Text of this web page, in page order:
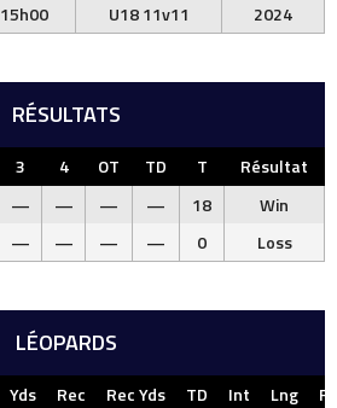
15h00 U18 11v11 2024
RÉSULTATS
3 4 OT TD T
Résultat
— — — — 18
Win
— — — — 0 Loss
LÉOPARDS
Yds Rec Rec Yds TD Int Lng